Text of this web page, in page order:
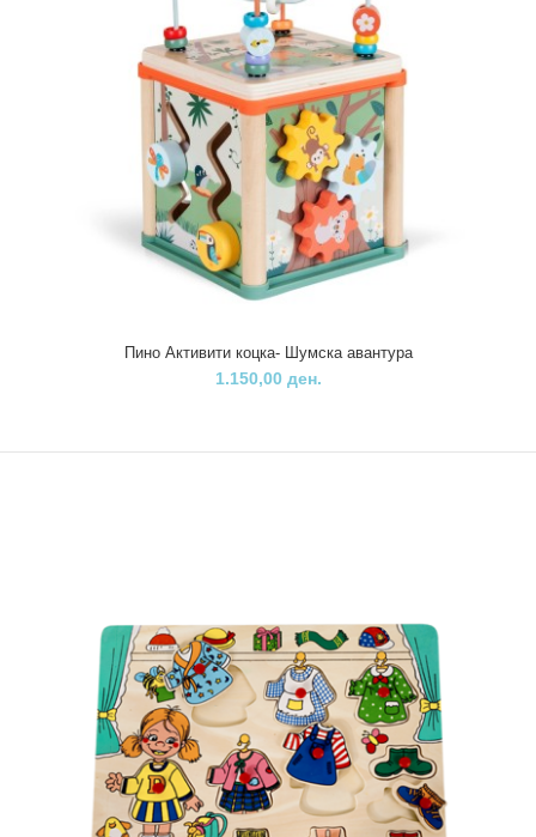
Pino- Eдукативната коцка е повеќенаменска играчка за забава и
едукација на деца од 18 месеци до 6 ..
Пино - сложувалка шареница
410,00 ден.
Пино Активити коцка- Шумска авантура
1.150,00 ден.